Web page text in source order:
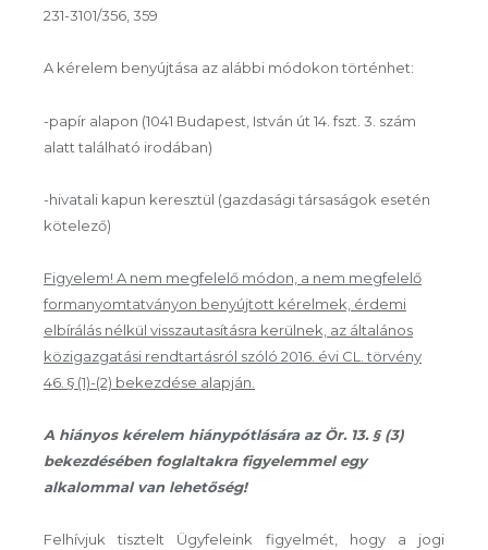
231-3101/356, 359
A kérelem benyújtása az alábbi módokon történhet:
-papír alapon (1041 Budapest, István út 14. fszt. 3. szám
alatt található irodában)
-hivatali kapun keresztül (gazdasági társaságok esetén
kötelező)
Figyelem! A nem megfelelő módon, a nem megfelelő
formanyomtatványon benyújtott kérelmek, érdemi
elbírálás nélkül visszautasításra kerülnek, az általános
közigazgatási rendtartásról szóló 2016. évi CL. törvény
46. § (1)-(2) bekezdése alapján.
A hiányos kérelem hiánypótlására az Ör. 13. § (3)
bekezdésében foglaltakra figyelemmel egy
alkalommal van lehetőség!
Felhívjuk tisztelt Ügyfeleink figyelmét, hogy a jogi